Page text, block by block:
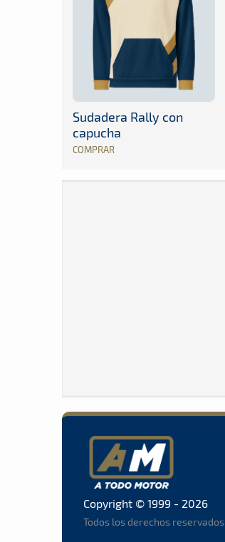
Sudadera Rally con
capucha
COMPRAR
Copyright © 1999 - 2026
Todos los derechos reservados